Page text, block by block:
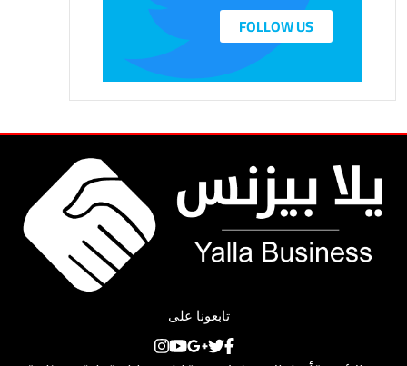
FOLLOW US
تابعونا على